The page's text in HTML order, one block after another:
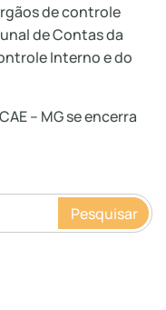
de controle
de Contas da
Interno e do
– MG se encerra
Pesquisar